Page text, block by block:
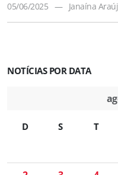
05/06/2025 — Janaína
NOTÍCIAS POR DATA
D S T